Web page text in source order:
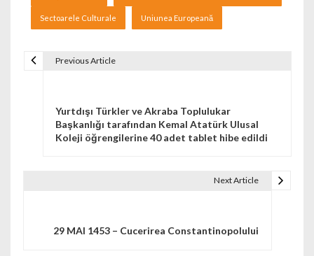
Sectoarele Culturale Uniunea Europeană
Previous Article
Yurtdışı Türkler ve Akraba Toplulukar
Başkanlığı tarafından Kemal Atatürk Ulusal
Koleji öğrengilerine 40 adet tablet hibe edildi
Next Article
29 MAI 1453 – Cucerirea Constantinopolului